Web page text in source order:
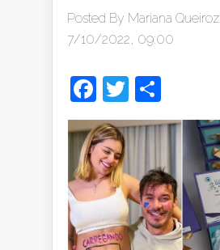
Posted By Mariana Queiroz
7/10/2022, 09:00
Facebook
Twitter